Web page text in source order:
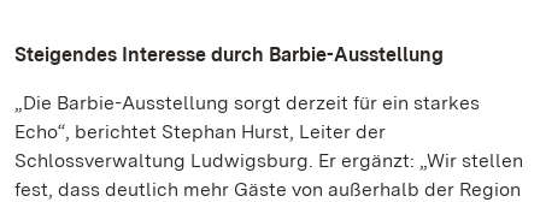
Steigendes Interesse durch Barbie-Ausstellung
„Die Barbie-Ausstellung sorgt derzeit für ein starkes
Echo“, berichtet Stephan Hurst, Leiter der
Schlossverwaltung Ludwigsburg. Er ergänzt: „Wir stellen
fest, dass deutlich mehr Gäste von außerhalb der Region